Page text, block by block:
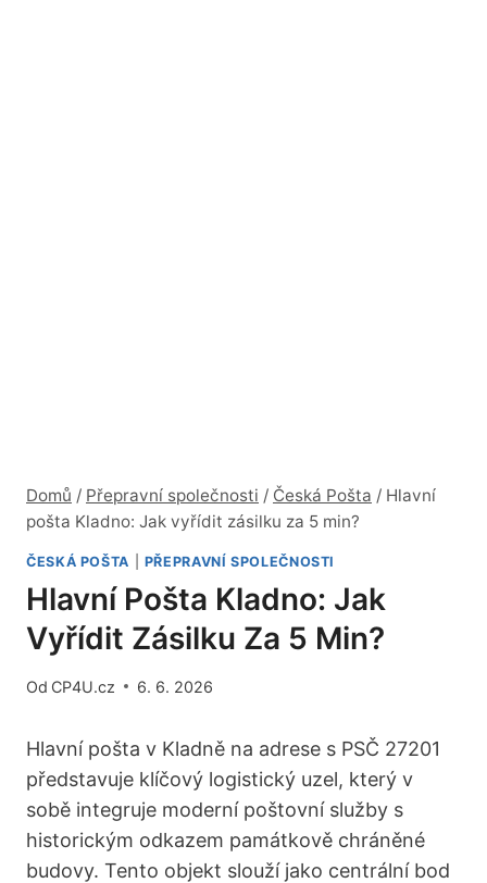
Domů / Přepravní společnosti / Česká Pošta / Hlavní
pošta Kladno: Jak vyřídit zásilku za 5 min?
ČESKÁ POŠTA PŘEPRAVNÍ SPOLEČNOSTI
Hlavní Pošta Kladno: Jak
Vyřídit Zásilku Za 5 Min?
Od CP4U.cz 6. 6. 2026
Hlavní pošta v Kladně na adrese s PSČ 27201
představuje klíčový logistický uzel, který v
sobě integruje moderní poštovní služby s
historickým odkazem památkově chráněné
budovy. Tento objekt slouží jako centrální bod